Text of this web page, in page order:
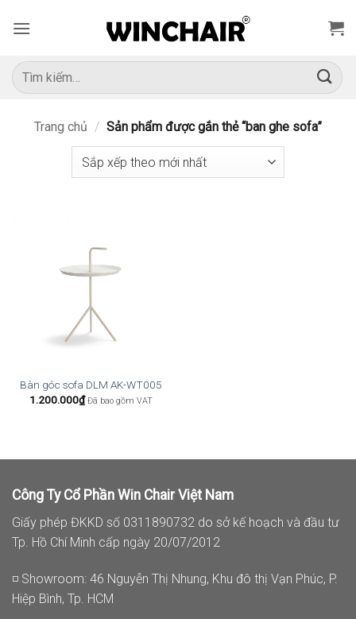
qua
dung
Tìm
kiếm:
Trang chủ / Sản phẩm được gắn thẻ “ban ghe sofa”
Bàn góc sofa DLM AK-WT005
1.200.000₫ Đã bao gồm VAT
Công Ty Cổ Phần Win Chair Việt Nam
Giấy phép ĐKKD số 0311890732 do sở kế hoạch và đầu tư
Tp. Hồ Chí Minh cấp ngày 20/07/2012
◽ Showroom: 46 Nguyễn Thị Nhung, Khu đô thị Vạn Phúc, P.
Hiệp Bình, Tp. HCM